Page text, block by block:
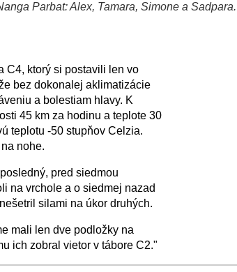
Parbat: Alex, Tamara, Simone a
C4, ktorý si postavili len vo
bez dokonalej aklimatizácie
a bolestiam hlavy. K
45 km za hodinu a teplote 30
teplotu -50 stupňov Celzia.
nohe.
pred siedmou
na vrchole a o siedmej nazad
silami na úkor druhých.
mali len dve podložky na
ich zobral vietor v tábore C2."